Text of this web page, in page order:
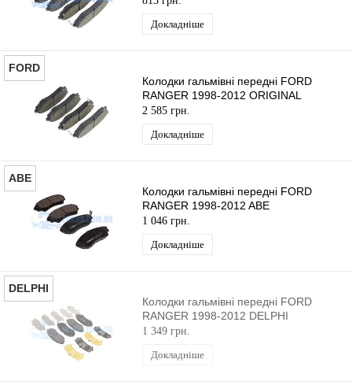
Докладніше
FORD
Колодки гальмівні передні FORD
RANGER 1998-2012 ORIGINAL
2 585 грн.
Докладніше
ABE
Колодки гальмівні передні FORD
RANGER 1998-2012 ABE
1 046 грн.
Докладніше
DELPHI
Колодки гальмівні передні FORD
RANGER 1998-2012 DELPHI
1 349 грн.
Докладніше